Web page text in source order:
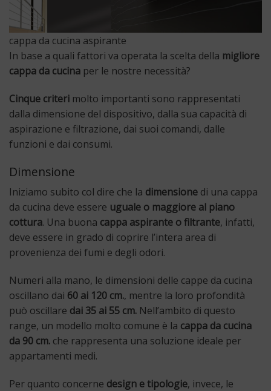
cappa da cucina aspirante
In base a quali fattori va operata la scelta della migliore
cappa da cucina per le nostre necessità?
Cinque criteri molto importanti sono rappresentati
dalla dimensione del dispositivo, dalla sua capacità di
aspirazione e filtrazione, dai suoi comandi, dalle
funzioni e dai consumi.
Dimensione
Iniziamo subito col dire che la dimensione di una cappa
da cucina deve essere uguale o maggiore al piano
cottura. Una buona cappa aspirante o filtrante, infatti,
deve essere in grado di coprire l’intera area di
provenienza dei fumi e degli odori.
Numeri alla mano, le dimensioni delle cappe da cucina
oscillano dai 60 ai 120 cm., mentre la loro profondità
può oscillare dai 35 ai 55 cm. Nell’ambito di questo
range, un modello molto comune è la cappa da cucina
da 90 cm. che rappresenta una soluzione ideale per
appartamenti medi.
Per quanto concerne design e tipologie, invece, le